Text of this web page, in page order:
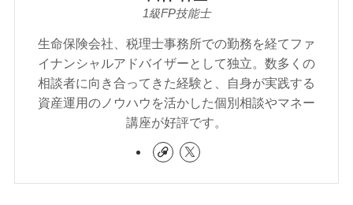
1級FP技能士
生命保険会社、税理士事務所での勤務を経てファ
イナンシャルアドバイザーとして独立。数多くの
相談者に向き合ってきた経験と、自身が実践する
資産運用のノウハウを活かした個別相談やマネー
講座が好評です。